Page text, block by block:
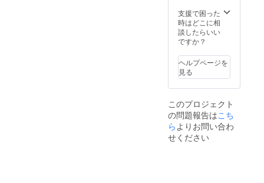
届けの
リター
ンに貼
付され
ルや注
意書き
をご確
認くだ
支援で困った
時はどこに相
談したらいい
ですか？
ヘルプページを
見る
このプロジェクト
の問題報告はこち
らよりお問い合わ
せください